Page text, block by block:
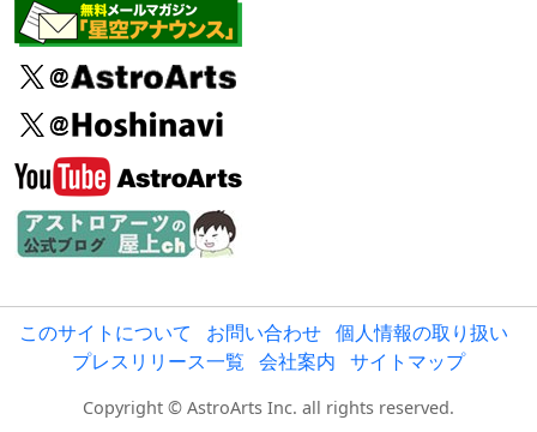
このサイトについて お問い合わせ 個人情報の取り扱い
プレスリリース一覧 会社案内 サイトマップ
Copyright © AstroArts Inc. all rights reserved.